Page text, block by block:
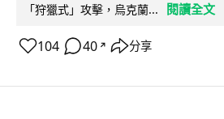
「狩獵式」攻擊，烏克蘭...
閱讀全文
104 40 ↗ 分享